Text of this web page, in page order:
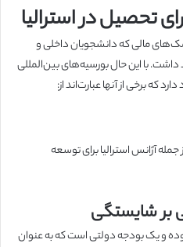
تحصیل در استرالیا
مالی که دانشجویان داخلی و
با این حال بورسیه‌های بین‌المللی
که برخی از آنها عبارت‌اند از:
آژانس استرالیا برای توسعه
بر شایستگی
و یک بودجه دولتی است که به عنوان